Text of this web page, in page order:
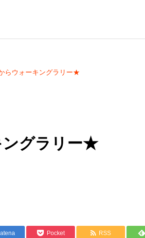
PUBLIC WORKS
らウォーキングラリー★
ングラリー★
Pocket RSS